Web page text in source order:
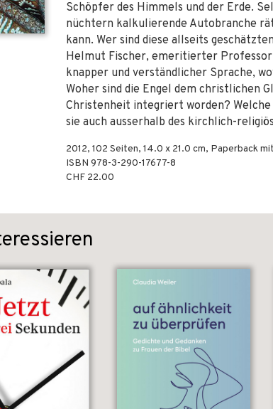
Schöpfer des Himmels und der Erde.
nüchtern kalkulierende Autobranche
kann. Wer sind diese allseits
Helmut Fischer, emeritierter
knapper und verständlicher Sprache,
Woher sind die Engel dem christlichen
Christenheit integriert worden? Welche
sie auch ausserhalb des kirchlich-
2012, 102 Seiten, 14.0 x 21.0 cm, Paperback
ISBN 978-3-290-17677-8
CHF 22.00